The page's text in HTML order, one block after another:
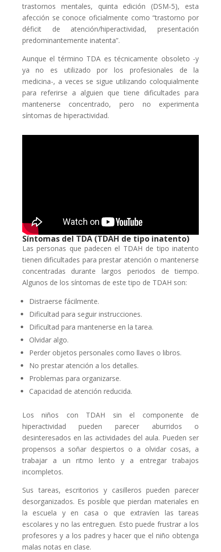
trastornos mentales, quinta edición (DSM-5), esta
afección se conoce oficialmente como “trastorno por
déficit de atención/hiperactividad, presentación
predominantemente inatenta”.
Aunque el término TDA es técnicamente obsoleto -y
ya no es utilizado por los profesionales de la
medicina-, a veces se sigue utilizando coloquialmente
para referirse a alguien que tiene dificultades para
mantenerse concentrado, pero no experimenta
síntomas de hiperactividad.
Síntomas del TDA (TDAH de tipo inatento)
Las personas que padecen el TDAH de tipo inatento
tienen dificultades para prestar atención o mantenerse
concentradas durante largos periodos de tiempo.
Algunos de los síntomas de este tipo de TDAH son:
Distraerse fácilmente.
Dificultad para seguir instrucciones.
Dificultad para mantenerse en la tarea.
Olvidar algo.
Perder objetos personales como llaves o libros.
No prestar atención a los detalles.
Problemas para organizarse.
Capacidad de atención reducida.
Los niños con TDAH sin el componente de
hiperactividad pueden parecer aburridos o
desinteresados en las actividades del aula. Pueden ser
propensos a soñar despiertos o a olvidar cosas, a
trabajar a un ritmo lento y a entregar trabajos
incompletos.
Sus tareas, escritorios y casilleros pueden parecer
desorganizados. Es posible que pierdan materiales en
la escuela y en casa o que extravíen las tareas
escolares y no las entreguen. Esto puede frustrar a los
profesores y a los padres y hacer que el niño obtenga
malas notas en clase.